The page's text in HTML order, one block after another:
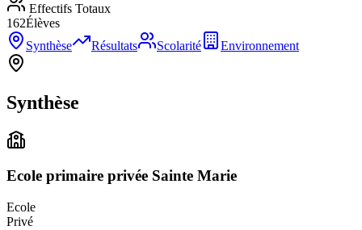
Effectifs Totaux
162Élèves
Synthèse
Résultats Scolarité Environnement
Synthèse
Ecole primaire privée Sainte Marie
Ecole
Privé